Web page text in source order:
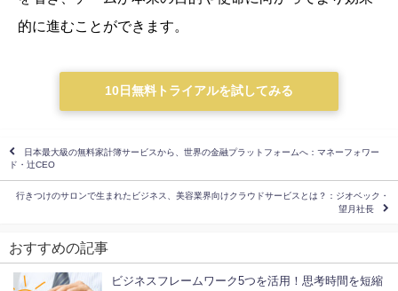
的に進むことができます。
10日無料トライアルを試してみる
日本最大級の無料家計簿サービスから、世界の金融プラットフォームへ：マネーフォワー
ド・辻CEO
行きつけのサロンで生まれたビジネス、美容業界向けクラウドサービスとは？：ジオベック・
望月社長
おすすめの記事
ビジネスフレームワーク5つを活用！思考時間を短縮